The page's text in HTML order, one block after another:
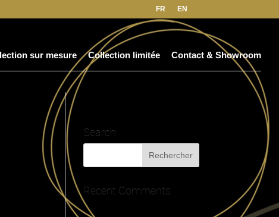
FR EN
sur mesure Collection limitée Contact & Showroom
Search
Recent Comments